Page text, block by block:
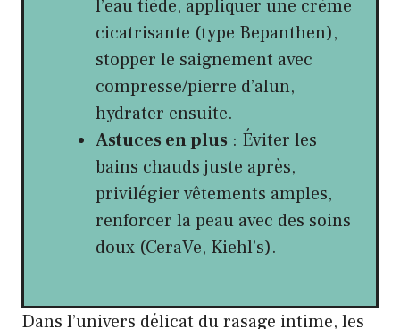
l’eau tiède, appliquer une crème
cicatrisante (type Bepanthen),
stopper le saignement avec
compresse/pierre d’alun,
hydrater ensuite.
Astuces en plus : Éviter les
bains chauds juste après,
privilégier vêtements amples,
renforcer la peau avec des soins
doux (CeraVe, Kiehl’s).
Dans l’univers délicat du rasage intime, les